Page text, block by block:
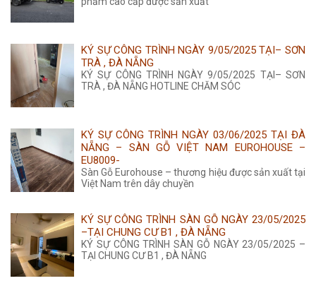
KÝ SỰ CÔNG TRÌNH NGÀY 9/05/2025 TẠI– SƠN
TRÀ , ĐÀ NẴNG
KÝ SỰ CÔNG TRÌNH NGÀY 9/05/2025 TẠI– SƠN
TRÀ , ĐÀ NẴNG HOTLINE CHĂM SÓC
KÝ SỰ CÔNG TRÌNH NGÀY 03/06/2025 TẠI ĐÀ
NẴNG – SÀN GỖ VIỆT NAM EUROHOUSE –
EU8009-
Sàn Gỗ Eurohouse – thương hiệu được sản xuất tại
Việt Nam trên dây chuyền
KÝ SỰ CÔNG TRÌNH SÀN GỖ NGÀY 23/05/2025
–TẠI CHUNG CƯ B1 , ĐÀ NẴNG
KÝ SỰ CÔNG TRÌNH SÀN GỖ NGÀY 23/05/2025 –
TẠI CHUNG CƯ B1 , ĐÀ NẴNG